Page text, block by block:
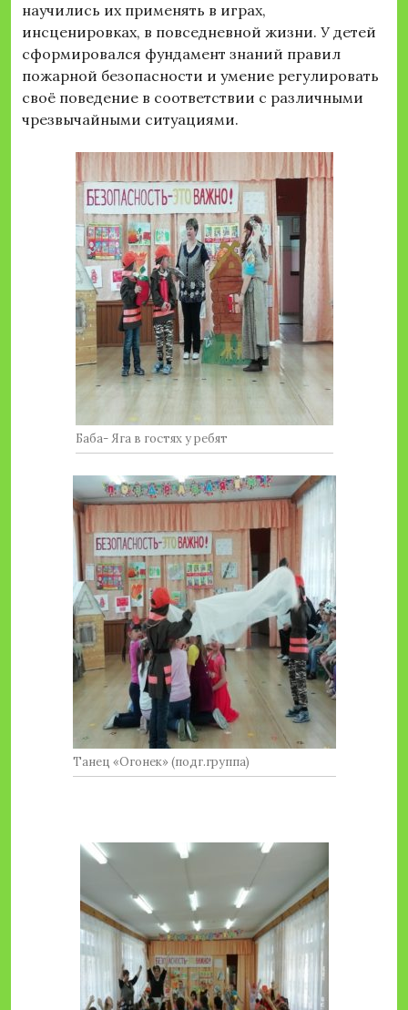
научились их применять в играх,
инсценировках, в повседневной жизни. У детей
сформировался фундамент знаний правил
пожарной безопасности и умение регулировать
своё поведение в соответствии с различными
чрезвычайными ситуациями.
Баба- Яга в гостях у ребят
Танец «Огонек» (подг.группа)